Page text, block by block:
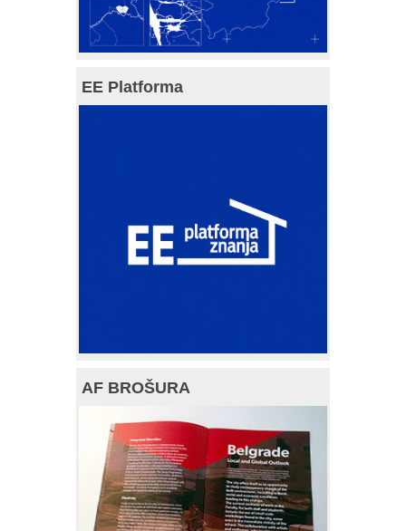
EE Platforma
AF BROŠURA